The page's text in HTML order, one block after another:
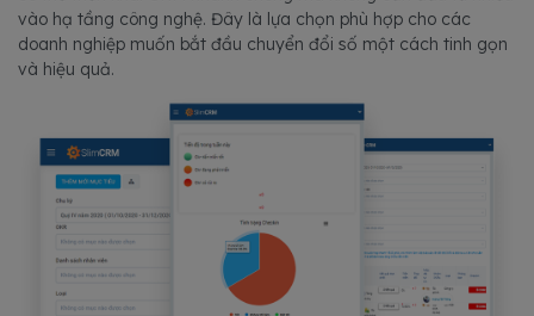
vào hạ tầng công nghệ. Đây là lựa chọn phù hợp cho các
doanh nghiệp muốn bắt đầu chuyển đổi số một cách tinh gọn
và hiệu quả.